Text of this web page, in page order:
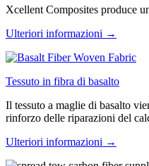
Xcellent Composites produce
Ulteriori informazioni →
Tessuto in fibra di basalto
Il tessuto a maglie di basalto
rinforzo delle riparazioni del
Ulteriori informazioni →